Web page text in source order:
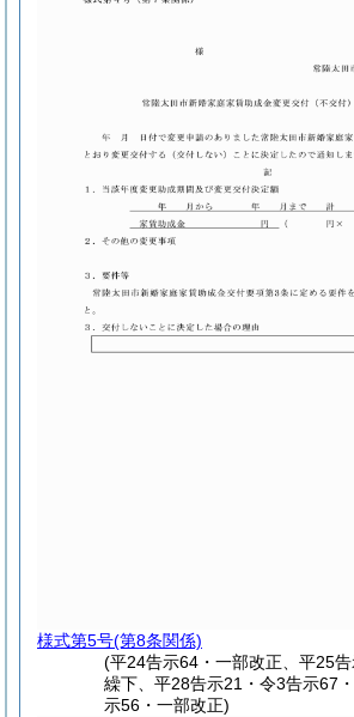
様式第5号(第8条関係)
(平24告示64・一部改正、平25
繰下、平28告示21・令3告示67
示56・一部改正)